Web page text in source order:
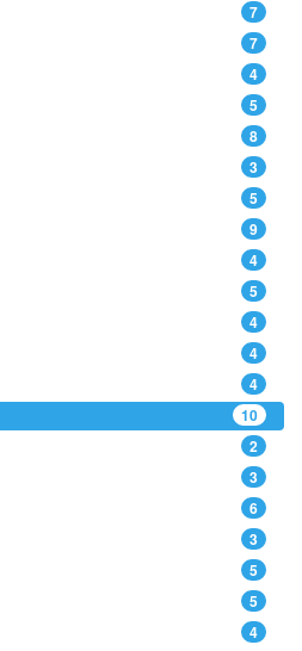
7
7
4
5
8
3
5
9
4
5
4
4
4
10
2
3
6
3
5
5
4